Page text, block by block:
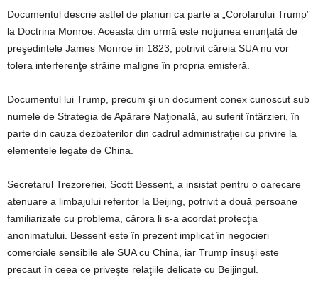
Documentul descrie astfel de planuri ca parte a „Corolarului Trump”
la Doctrina Monroe. Aceasta din urmă este noţiunea enunţată de
preşedintele James Monroe în 1823, potrivit căreia SUA nu vor
tolera interferenţe străine maligne în propria emisferă.
Documentul lui Trump, precum şi un document conex cunoscut sub
numele de Strategia de Apărare Naţională, au suferit întârzieri, în
parte din cauza dezbaterilor din cadrul administraţiei cu privire la
elementele legate de China.
Secretarul Trezoreriei, Scott Bessent, a insistat pentru o oarecare
atenuare a limbajului referitor la Beijing, potrivit a două persoane
familiarizate cu problema, cărora li s-a acordat protecţia
anonimatului. Bessent este în prezent implicat în negocieri
comerciale sensibile ale SUA cu China, iar Trump însuşi este
precaut în ceea ce priveşte relaţiile delicate cu Beijingul.